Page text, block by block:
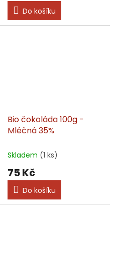
Do košíku
Bio čokoláda 100g -
Mléčná 35%
Skladem (1 ks)
75 Kč
Do košíku